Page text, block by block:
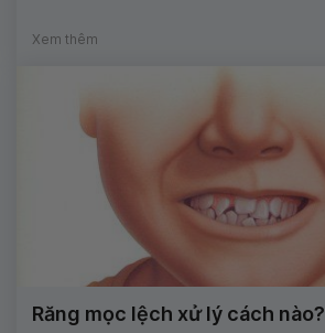
Xem thêm
Răng mọc lệch xử lý cách nào?